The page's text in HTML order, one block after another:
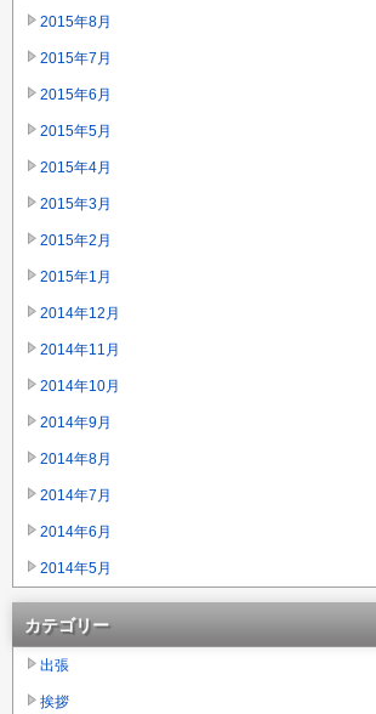
2015年8月
2015年7月
2015年6月
2015年5月
2015年4月
2015年3月
2015年2月
2015年1月
2014年12月
2014年11月
2014年10月
2014年9月
2014年8月
2014年7月
2014年6月
2014年5月
カテゴリー
出張
挨拶